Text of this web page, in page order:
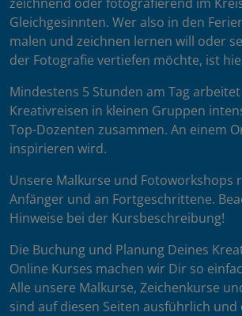
Gleichgesinnten. Wer also in den
malen und zeichnen lernen will oder
der Fotografie vertiefen möchte, ist
Mindestens 5 Stunden am Tag
Kreativreisen in kleinen Gruppen
Top-Dozenten zusammen. An einem
inspirieren wird.
Unsere Malkurse und Fotoworkshops
Anfänger und an Fortgeschrittene.
Hinweise bei der Kursbeschreibung!
Die Buchung und Planung Deines
Online Kurses machen wir Dir so
Alle unsere Malkurse, Zeichenkurse
sind auf diesen Seiten ausführlich